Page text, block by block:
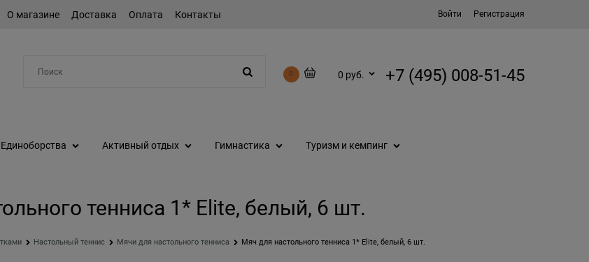
О магазине Доставка Оплата Контакты Войти Регистрация
0 0 руб. +7 (495) 008-51-45
Единоборства Активный отдых Гимнастика Туризм и кемпинг
тенниса 1* Elite, белый, 6 шт.
Настольный теннис Мячи для настольного тенниса Мяч для настольного тенниса 1* Elite, белый, 6 шт.